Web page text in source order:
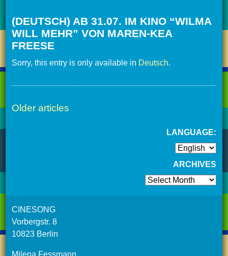
(DEUTSCH) AB 31.07. IM KINO “WILMA
WILL MEHR” VON MAREN-KEA
FREESE
Sorry, this entry is only available in Deutsch.
Older articles
LANGUAGE:
ARCHIVES
Archives
CINESONG
Vorbergstr. 8
10823 Berlin
Milena Fessmann